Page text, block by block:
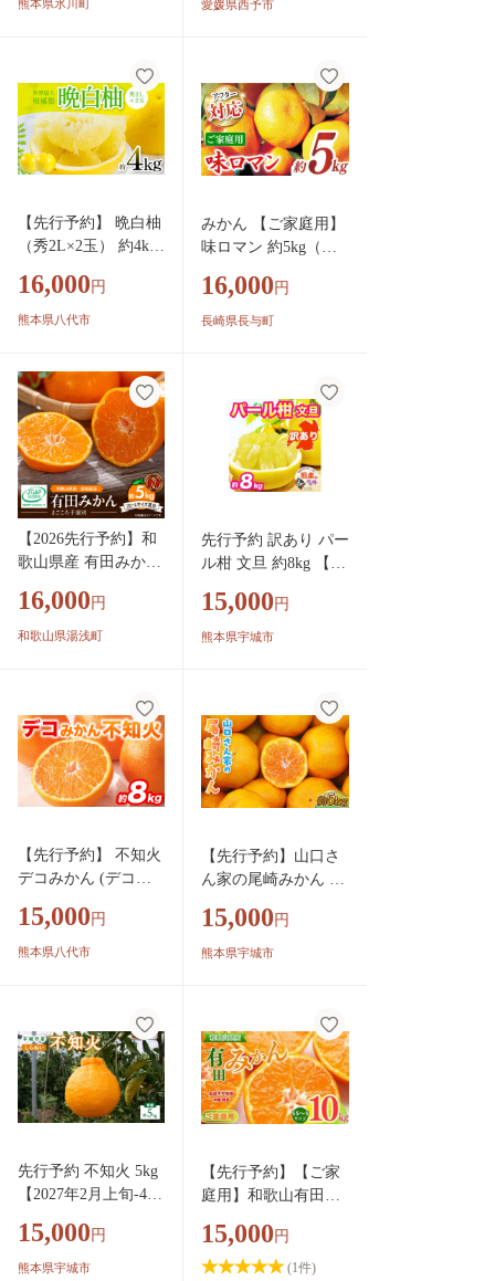
熊本県氷川町
シー 明浜 特産品 笑
丸 愛媛県 西予市【常
温】『2027年2月上旬
より順次出荷予定』
愛媛県西予市
【先行予約】 晩白柚
（秀2L×2玉） 約4kg
実 くだもの フルー
ツ 柑橘 柑橘類 熊本
送】
16,000 円
熊本県八代市
みかん 【ご家庭用】
味ロマン 約5kg（約5
温州みかん ミカン 蜜
柑 みかん 5kg 長崎県
16,000 円
長崎県長与町
【2026先行予約】和
歌山県産 有田みかん
合)【まごころ手選
別】_ZE6348n
16,000 円
和歌山県湯浅町
先行予約 訳あり パー
ル柑 文旦 約8kg 【20
3月下旬発送予定】文
旦 ぶんたん 果物 フ
産 熊本 熊本県 九州
産地直送 わけあり ワ
ケアリ 日本フルーツ
15,000 円
熊本県宇城市
【先行予約】 不知火
デコみかん (デコポ
～37玉) フルーツ く
だもの 果物 みかん
本県 八代市 【2027
年2月上旬より順次発
送】
15,000 円
熊本県八代市
【先行予約】山口さ
ん家の尾崎みかん 約
旬-12月下旬発送予
定】柑橘
15,000 円
熊本県宇城市
先行予約 不知火 5kg
【2027年2月上旬-4月
ぬい 柑橘類 みかん
宇城市産 熊本県産
15,000 円
熊本県宇城市
【先行予約】【ご家
庭用】和歌山有田み
イズ)【美浜町】
15,000 円
(1件)